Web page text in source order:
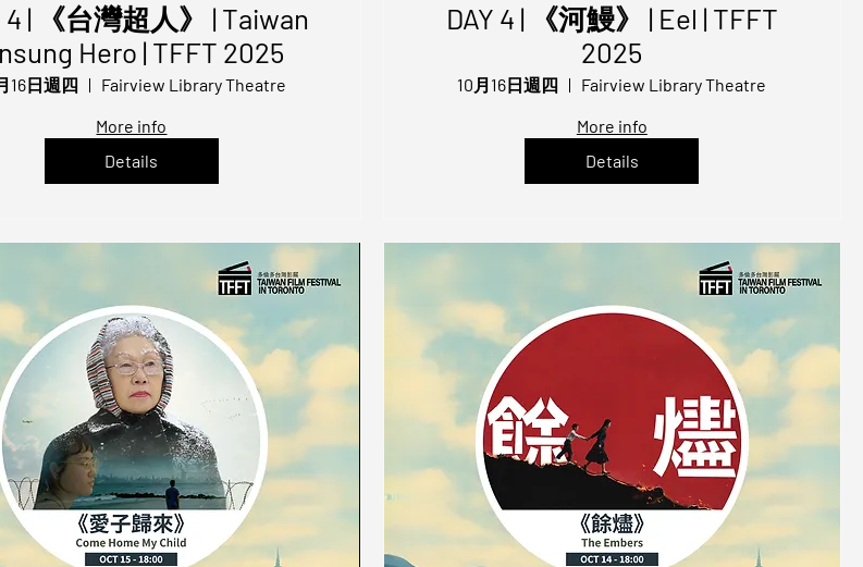
4 | 《台灣超人》 | Taiwan
Hero | TFFT 2025
16日週四
Fairview Library Theatre
More info
Details
DAY 4 | 《河鰻》 | Eel | TFFT
2025
10月16日週四
Fairview Library Theatre
More info
Details